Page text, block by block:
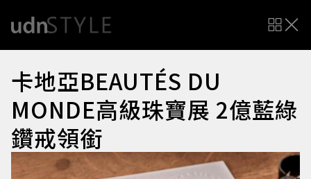
卡地亞BEAUTÉS DU
MONDE高級珠寶展 2億藍綠
鑽戒領銜